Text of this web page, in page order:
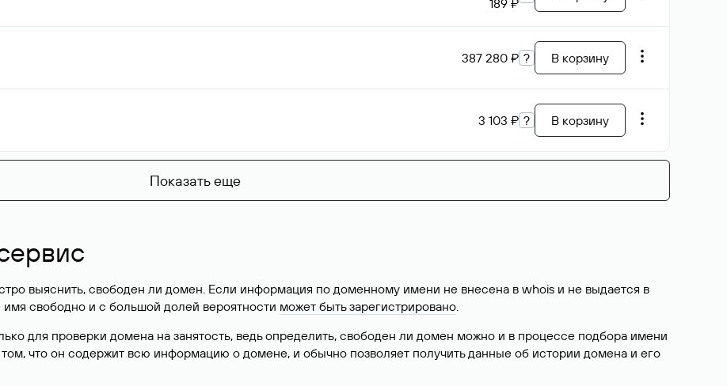
189 ₽
387 280 ₽ ? В корзину
3 103 ₽ ? В корзину
Показать еще
выяснить, свободен ли домен. Если информация по доменному имени не внесена в whois и не выдается в
имя свободно и с большой долей вероятности может быть зарегистрировано.
для проверки домена на занятость, ведь определить, свободен ли домен можно и в процессе подбора имени
что он содержит всю информацию о домене, и обычно позволяет получить данные об истории домена и его